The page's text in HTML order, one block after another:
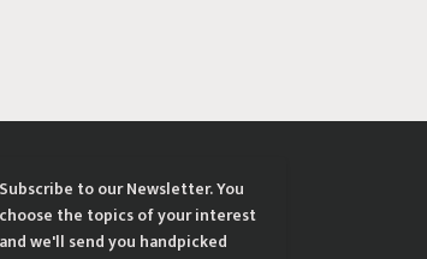
Subscribe to our Newsletter. You
choose the topics of your interest
and we'll send you handpicked